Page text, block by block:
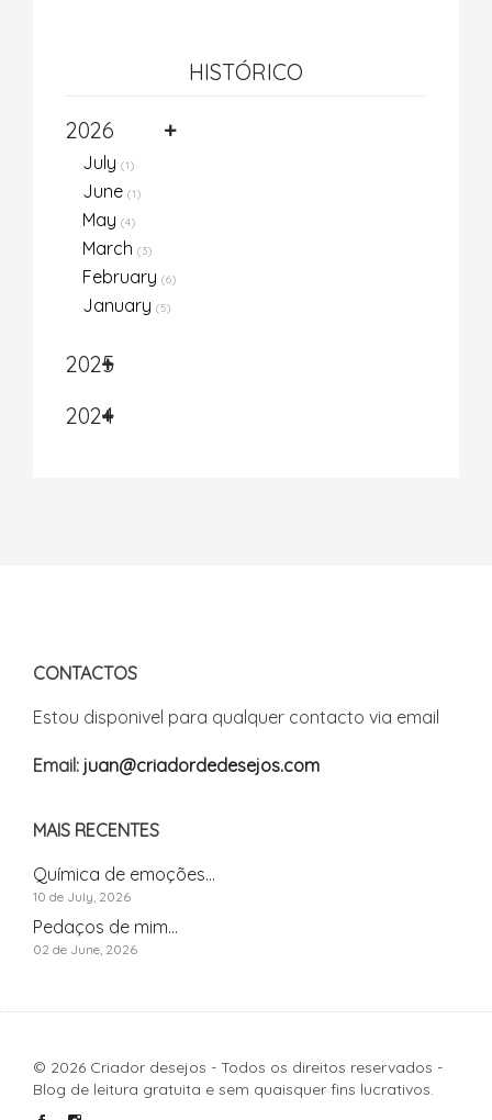
HISTÓRICO
2026
July (1)
June (1)
May (4)
March (3)
February (6)
January (5)
2025
2024
CONTACTOS
Estou disponivel para qualquer contacto via email
Email: juan@criadordedesejos.com
MAIS RECENTES
Química de emoções...
10 de July, 2026
Pedaços de mim...
02 de June, 2026
© 2026 Criador desejos - Todos os direitos reservados -
Blog de leitura gratuita e sem quaisquer fins lucrativos.